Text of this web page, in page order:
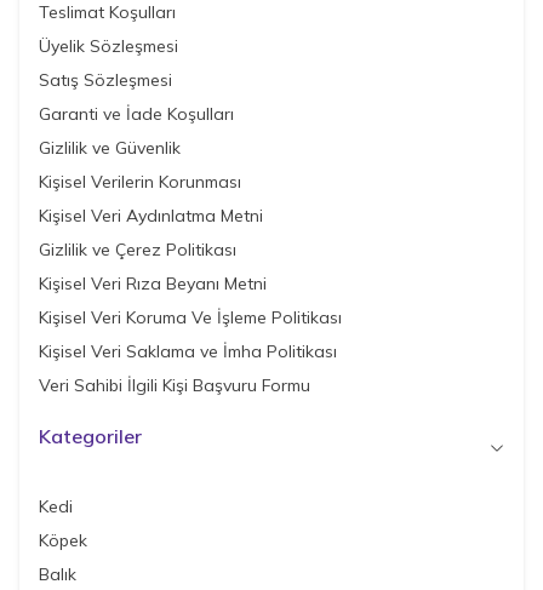
Teslimat Koşulları
Üyelik Sözleşmesi
Satış Sözleşmesi
Garanti ve İade Koşulları
Gizlilik ve Güvenlik
Kişisel Verilerin Korunması
Kişisel Veri Aydınlatma Metni
Gizlilik ve Çerez Politikası
Kişisel Veri Rıza Beyanı Metni
Kişisel Veri Koruma Ve İşleme Politikası
Kişisel Veri Saklama ve İmha Politikası
Veri Sahibi İlgili Kişi Başvuru Formu
Kategoriler
Kedi
Köpek
Balık